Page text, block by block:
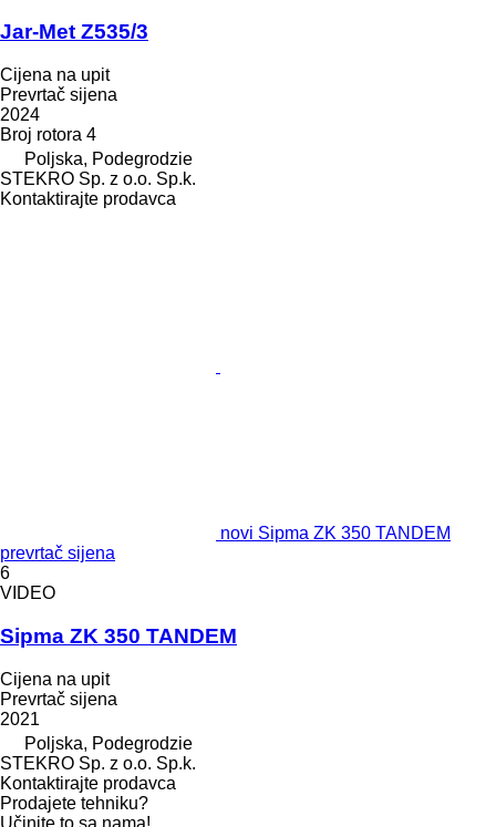
Jar-Met Z535/3
Cijena na upit
Prevrtač sijena
2024
Broj rotora 4
Poljska, Podegrodzie
STEKRO Sp. z o.o. Sp.k.
Kontaktirajte prodavca
novi Sipma ZK 350 TANDEM
prevrtač sijena
6
VIDEO
Sipma ZK 350 TANDEM
Cijena na upit
Prevrtač sijena
2021
Poljska, Podegrodzie
STEKRO Sp. z o.o. Sp.k.
Kontaktirajte prodavca
Prodajete tehniku?
Učinite to sa nama!